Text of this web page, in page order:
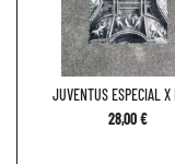
JUVENTUS ESPECIAL
28,00 €